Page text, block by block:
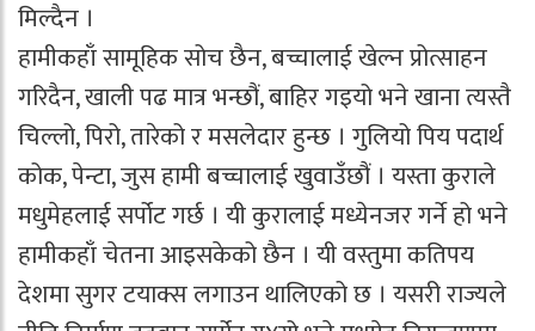
मिल्दैन ।
हामीकहाँ सामूहिक सोच छैन, बच्चालाई खेल्न प्रोत्साहन
गरिदैन, खाली पढ मात्र भन्छौं, बाहिर गइयो भने खाना त्यस्तै
चिल्लो, पिरो, तारेको र मसलेदार हुन्छ । गुलियो पिय पदार्थ
कोक, पेन्टा, जुस हामी बच्चालाई खुवाउँछौं । यस्ता कुराले
मधुमेहलाई सर्पोट गर्छ । यी कुरालाई मध्येनजर गर्ने हो भने
हामीकहाँ चेतना आइसकेको छैन । यी वस्तुमा कतिपय
देशमा सुगर टयाक्स लगाउन थालिएको छ । यसरी राज्यले